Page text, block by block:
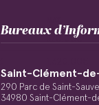
520,00€
Bureaux
Saint-Clément-
290 Parc de Saint-
34980 Saint-Clément-